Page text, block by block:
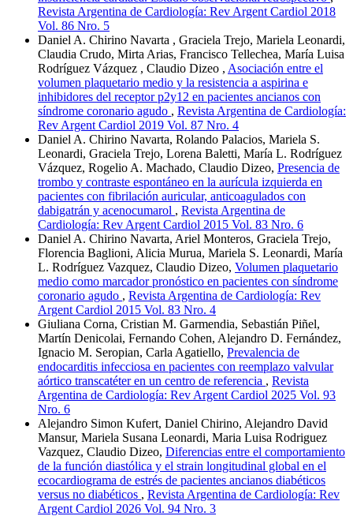
Revista Argentina de Cardiología: Rev Argent Cardiol 2018
Vol. 86 Nro. 5
Daniel A. Chirino Navarta , Graciela Trejo, Mariela Leonardi,
Claudia Crudo, Mirta Arias, Francisco Tellechea, María Luisa
Rodríguez Vázquez , Claudio Dizeo , Asociación entre el
volumen plaquetario medio y la resistencia a aspirina e
inhibidores del receptor p2y12 en pacientes ancianos con
síndrome coronario agudo , Revista Argentina de Cardiología:
Rev Argent Cardiol 2019 Vol. 87 Nro. 4
Daniel A. Chirino Navarta, Rolando Palacios, Mariela S.
Leonardi, Graciela Trejo, Lorena Baletti, María L. Rodríguez
Vázquez, Rogelio A. Machado, Claudio Dizeo, Presencia de
trombo y contraste espontáneo en la aurícula izquierda en
pacientes con fibrilación auricular, anticoagulados con
dabigatrán y acenocumarol , Revista Argentina de
Cardiología: Rev Argent Cardiol 2015 Vol. 83 Nro. 6
Daniel A. Chirino Navarta, Ariel Monteros, Graciela Trejo,
Florencia Baglioni, Alicia Murua, Mariela S. Leonardi, María
L. Rodríguez Vazquez, Claudio Dizeo, Volumen plaquetario
medio como marcador pronóstico en pacientes con síndrome
coronario agudo , Revista Argentina de Cardiología: Rev
Argent Cardiol 2015 Vol. 83 Nro. 4
Giuliana Corna, Cristian M. Garmendia, Sebastián Piñel,
Martín Denicolai, Fernando Cohen, Alejandro D. Fernández,
Ignacio M. Seropian, Carla Agatiello, Prevalencia de
endocarditis infecciosa en pacientes con reemplazo valvular
aórtico transcatéter en un centro de referencia , Revista
Argentina de Cardiología: Rev Argent Cardiol 2025 Vol. 93
Nro. 6
Alejandro Simon Kufert, Daniel Chirino, Alejandro David
Mansur, Mariela Susana Leonardi, Maria Luisa Rodriguez
Vazquez, Claudio Dizeo, Diferencias entre el comportamiento
de la función diastólica y el strain longitudinal global en el
ecocardiograma de estrés de pacientes ancianos diabéticos
versus no diabéticos , Revista Argentina de Cardiología: Rev
Argent Cardiol 2026 Vol. 94 Nro. 3